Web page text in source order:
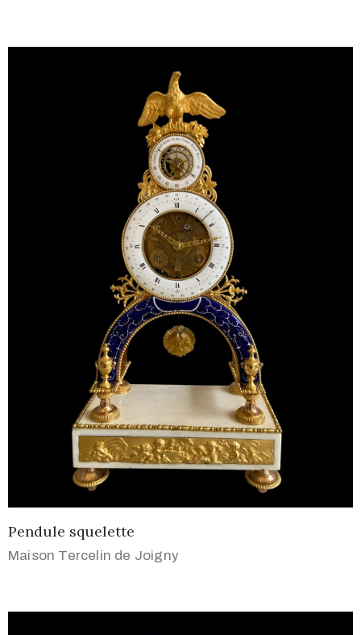
Pendule squelette
Maison Tercelin de Joigny